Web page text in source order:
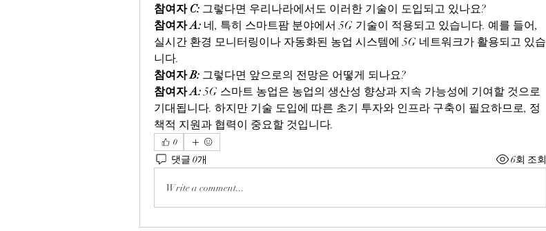
참여자 C: 그렇다면 우리나라에서도 이러한 기술이 도입되고 있나요?
참여자 A: 네, 특히 스마트팜 분야에서 5G 기술이 적용되고 있습니다. 예를 들어,
실시간 환경 모니터링이나 자동화된 농업 시스템에 5G 네트워크가 활용되고 있습
니다.
참여자 B: 그렇다면 앞으로의 전망은 어떻게 되나요?
참여자 A: 5G 스마트 농업은 농업의 생산성 향상과 지속 가능성에 기여할 것으로
기대됩니다. 하지만 기술 도입에 따른 초기 투자와 인프라 구축이 필요하므로, 정
책적 지원과 협력이 중요할 것입니다.
0
댓글 0개 6회 조회
Write a comment...